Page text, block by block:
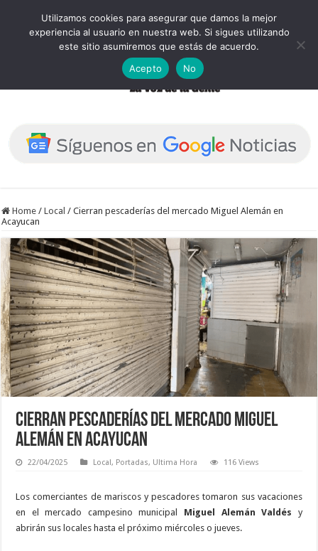
Home / Local / Cierran pescaderías del mercado Miguel Alemán en
Acayucan
Cierran pescaderías del mercado Miguel
Alemán en Acayucan
22/04/2025 Local, Portadas, Ultima Hora 116 Views
Los comerciantes de mariscos y pescadores tomaron sus vacaciones
en el mercado campesino municipal Miguel Alemán Valdés y
abrirán sus locales hasta el próximo miércoles o jueves.
Utilizamos cookies para asegurar que damos la mejor
experiencia al usuario en nuestra web. Si sigues utilizando
este sitio asumiremos que estás de acuerdo.
Acepto
No